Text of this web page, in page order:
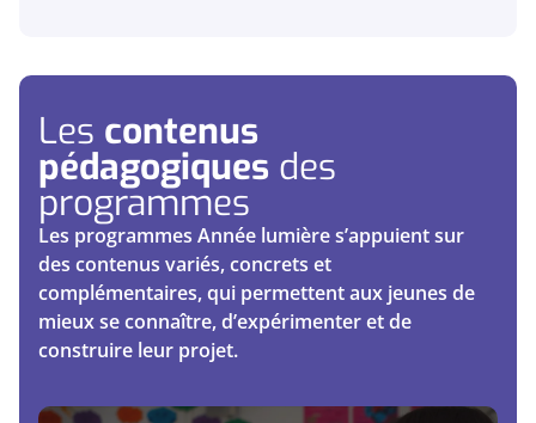
Les contenus
pédagogiques des
programmes
Les programmes Année lumière s’appuient sur
des contenus variés, concrets et
complémentaires, qui permettent aux jeunes de
mieux se connaître, d’expérimenter et de
construire leur projet.